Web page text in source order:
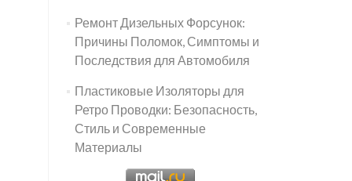
Ремонт Дизельных Форсунок:
Причины Поломок, Симптомы и
Последствия для Автомобиля
Пластиковые Изоляторы для
Ретро Проводки: Безопасность,
Стиль и Современные
Материалы